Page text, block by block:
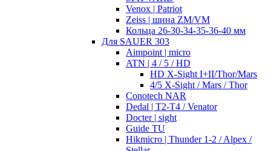
Venox | Patriot
Zeiss | шина ZM/VM
Кольца 26-30-34-35-36-40 мм
Для SAUER 303
Aimpoint | micro
ATN | 4 / 5 / HD
HD X-Sight I+II/Thor/Mars
4/5 X-Sight / Mars / Thor
Conotech NAR
Dedal | T2-T4 / Venator
Docter | sight
Guide TU
Hikmicro | Thunder 1-2 / Alpex /